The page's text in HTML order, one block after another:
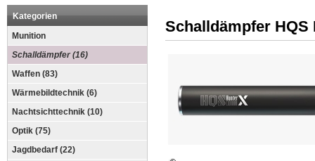
Kategorien
Munition
Schalldämpfer (16)
Waffen (83)
Wärmebildtechnik (6)
Nachtsichttechnik (10)
Optik (75)
Jagdbedarf (22)
Schalldämpfer HQS